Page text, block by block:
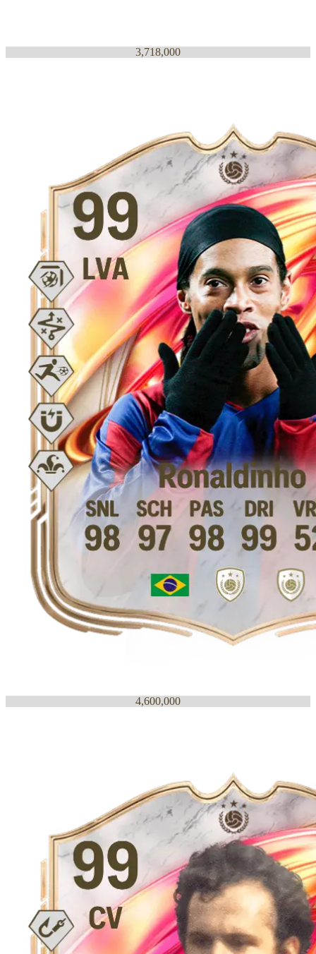
3,718,000
4,600,000